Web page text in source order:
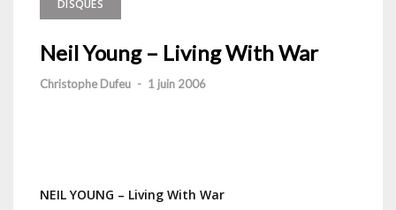
DISQUES
Neil Young – Living With War
Christophe Dufeu - 1 juin 2006
NEIL YOUNG – Living With War